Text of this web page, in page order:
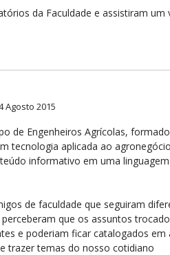
da Faculdade e assistiram um
Agosto 2015
de Engenheiros Agrícolas,
tecnologia aplicada ao
informativo em uma
de faculdade que seguiram
que os assuntos
e poderiam ficar catalogados em
trazer temas do nosso cotidiano